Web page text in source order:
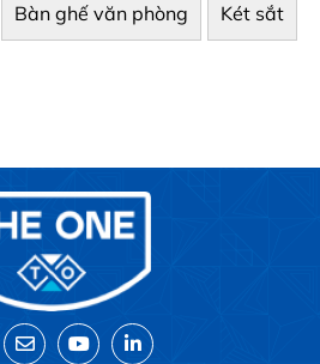
Bàn ghế văn phòng Két sắt